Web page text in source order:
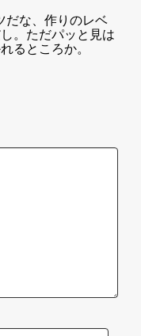
だな、作りのレベ
。ただパッと見は
るところか。